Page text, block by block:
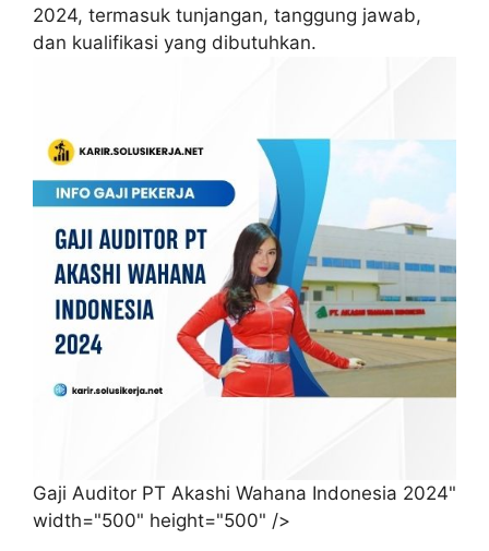
2024, termasuk tunjangan, tanggung jawab,
dan kualifikasi yang dibutuhkan.
Gaji Auditor PT Akashi Wahana Indonesia 2024"
width="500" height="500" />